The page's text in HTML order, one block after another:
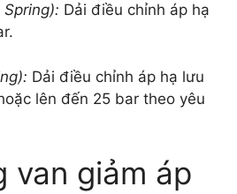
Dải điều chỉnh áp hạ
Dải điều chỉnh áp hạ lưu
lên đến 25 bar theo yêu
van giảm áp